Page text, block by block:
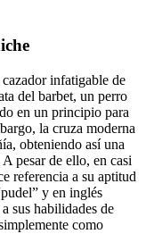
infatigable de
del barbet, un perro
en un principio para
la cruza moderna
obteniendo así una
pesar de ello, en casi
referencia a su aptitud
y en inglés
sus habilidades de
como